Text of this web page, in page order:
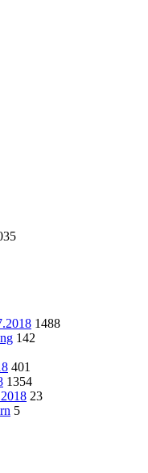
1488
142
401
1354
23
5